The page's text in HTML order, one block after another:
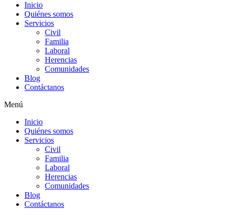
Inicio
Quiénes somos
Servicios
Civil
Familia
Laboral
Herencias
Comunidades
Blog
Contáctanos
Menú
Inicio
Quiénes somos
Servicios
Civil
Familia
Laboral
Herencias
Comunidades
Blog
Contáctanos